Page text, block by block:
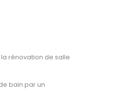
rénovation de salle
bain par un